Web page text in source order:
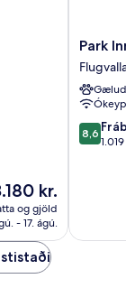
kr.
kr.
og gjöld
- 17. ágú.
Park
Inn
by
Airport
Hotel
Park
8.6
af
8,6